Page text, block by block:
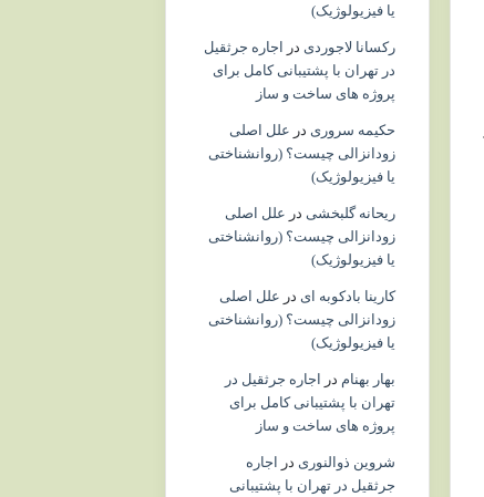
یا فیزیولوژیک)
رکسانا لاجوردی در اجاره جرثقیل
در تهران با پشتیبانی کامل برای
پروژه های ساخت و ساز
حکیمه سروری در علل اصلی
زودانزالی چیست؟ (روانشناختی
یا فیزیولوژیک)
ریحانه گلبخشی در علل اصلی
زودانزالی چیست؟ (روانشناختی
یا فیزیولوژیک)
کارینا بادکوبه ای در علل اصلی
زودانزالی چیست؟ (روانشناختی
یا فیزیولوژیک)
بهار بهنام در اجاره جرثقیل در
تهران با پشتیبانی کامل برای
پروژه های ساخت و ساز
شروین ذوالنوری در اجاره
جرثقیل در تهران با پشتیبانی